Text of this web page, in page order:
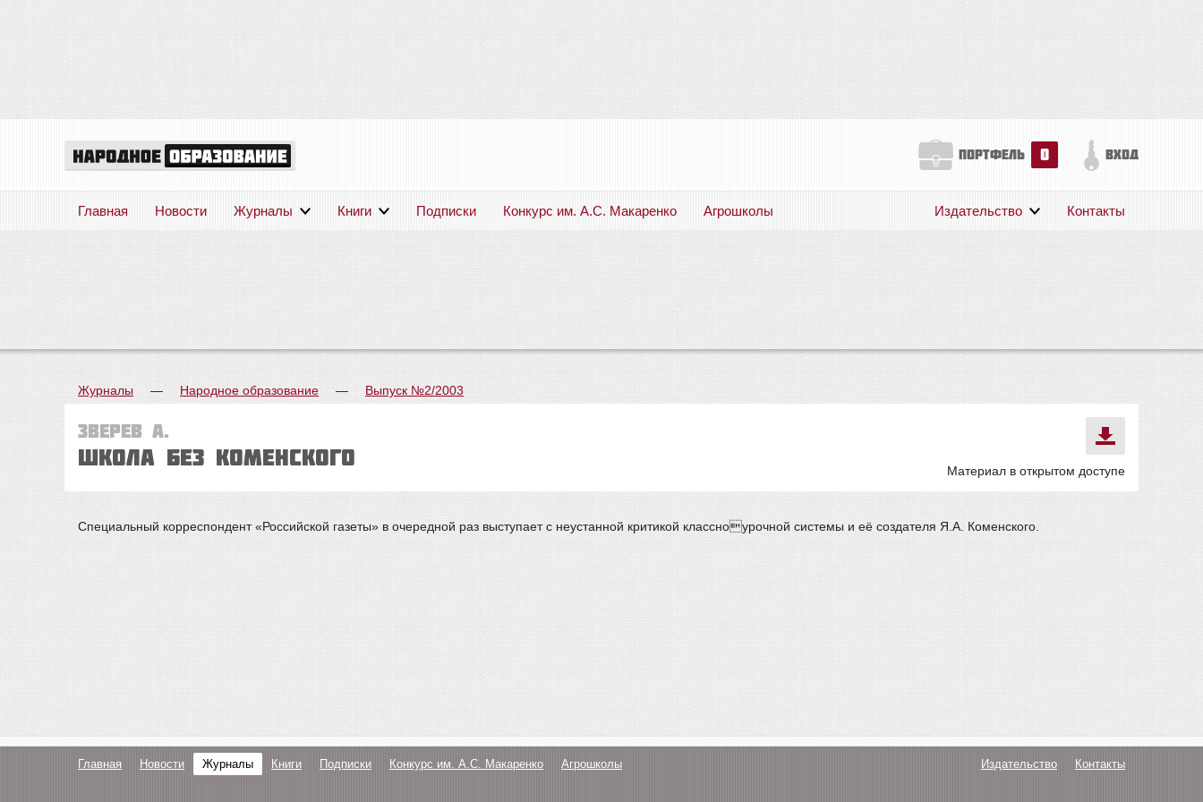
портфель 0 вход
Главная Новости Журналы Книги Подписки Конкурс им. А.С. Макаренко Агрошколы Издательство Контакты
Журналы — Народное образование — Выпуск №2/2003
Зверев А.
ШКОЛА БЕЗ КОМЕНСКОГО
Материал в открытом доступе
Специальный корреспондент «Российской газеты» в очередной раз выступает с неустанной критикой классноурочной системы и её создателя Я.А. Коменского.
Главная Новости Журналы Книги Подписки Конкурс им. А.С. Макаренко Агрошколы Издательство Контакты